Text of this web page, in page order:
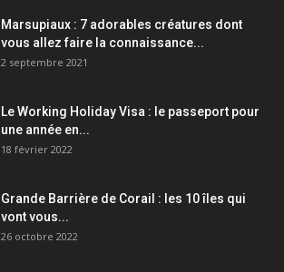
Marsupiaux : 7 adorables créatures dont
vous allez faire la connaissance...
2 septembre 2021
Le Working Holiday Visa : le passeport pour
une année en...
18 février 2022
Grande Barrière de Corail : les 10 îles qui
vont vous...
26 octobre 2022